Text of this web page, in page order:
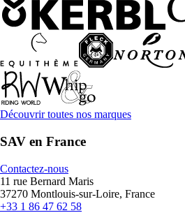
Découvrir toutes nos marques
SAV en France
Contactez-nous
11 rue Bernard Maris
37270 Montlouis-sur-Loire, France
+33 1 86 47 62 58